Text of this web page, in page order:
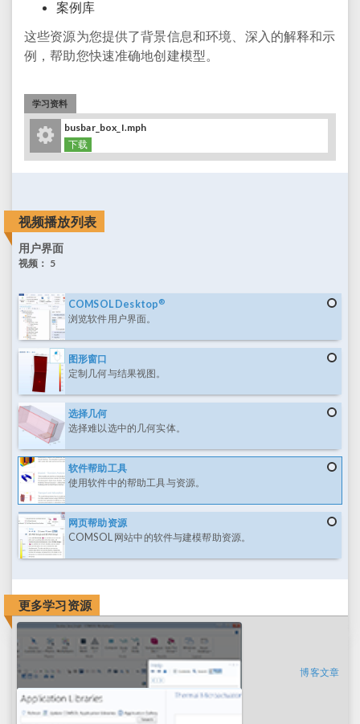
案例库
这些资源为您提供了背景信息和环境、深入的解释和示
例，帮助您快速准确地创建模型。
学习资料
busbar_box_I.mph
下载
视频播放列表
用户界面
视频： 5
COMSOL Desktop®
浏览软件用户界面。
图形窗口
定制几何与结果视图。
选择几何
选择难以选中的几何实体。
软件帮助工具
使用软件中的帮助工具与资源。
网页帮助资源
COMSOL 网站中的软件与建模帮助资源。
更多学习资源
博客文章